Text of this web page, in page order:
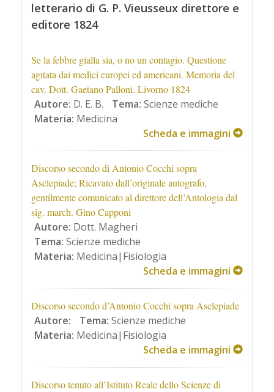
letterario di G. P. Vieusseux direttore e
editore 1824
Se la febbre gialla sia, o no un contagio. Questione
agitata dai medici europei ed americani. Memoria del
cav. Dott. Gaetano Palloni. Livorno 1824
Autore: D. E. B. Tema: Scienze mediche
Materia: Medicina
Scheda e immagini
Discorso secondo di Antonio Cocchi sopra
Asclepiade; Ricavato dall’originale autografo,
gentilmente comunicato al direttore dell’Antologia dal
sig. march. Gino Capponi
Autore: Dott. Magheri
Tema: Scienze mediche
Materia: Medicina|Fisiologia
Scheda e immagini
Discorso secondo d’Antonio Cocchi sopra Asclepiade
Autore: Tema: Scienze mediche
Materia: Medicina|Fisiologia
Scheda e immagini
Discorso tenuto all’Istituto Reale dello Scienze di